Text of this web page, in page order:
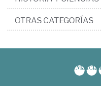
OTRAS CATEGORÍAS